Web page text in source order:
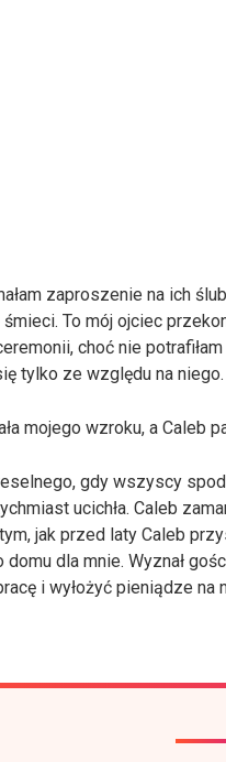
zaproszenie na ich
To mój ojciec
choć nie
tylko ze względu na niego.
mojego wzroku, a Caleb
gdy wszyscy
ucichła. Caleb
jak przed laty Caleb
dla mnie. Wyznał
i wyłożyć pieniądze